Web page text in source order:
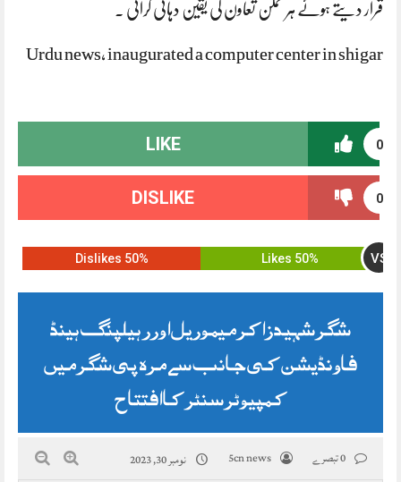
قرار دیتے ہوئے ہر ممکن تعاون کی یقین دہانی کرائی ۔
Urdu news, inaugurated a computer center in shigar
0
LIKE
0
DISLIKE
50% Likes VS
50% Dislikes
شگر شہید زاکر میموریل اورر ہیلپنگ ہینڈ
فاونڈیشن کی جانب سے مرہ پی شگر میں
کمپیوٹر سنٹر کا افتتاح
5cn news نومبر 30, 2023